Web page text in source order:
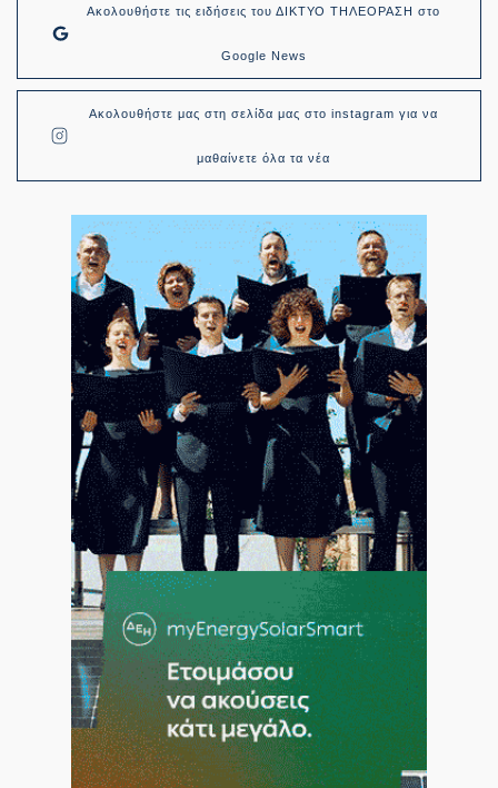
Ακολουθήστε τις ειδήσεις του ΔΙΚΤΥΟ ΤΗΛΕΟΡΑΣΗ στο
Google News
Ακολουθήστε μας στη σελίδα μας στο instagram για να
μαθαίνετε όλα τα νέα